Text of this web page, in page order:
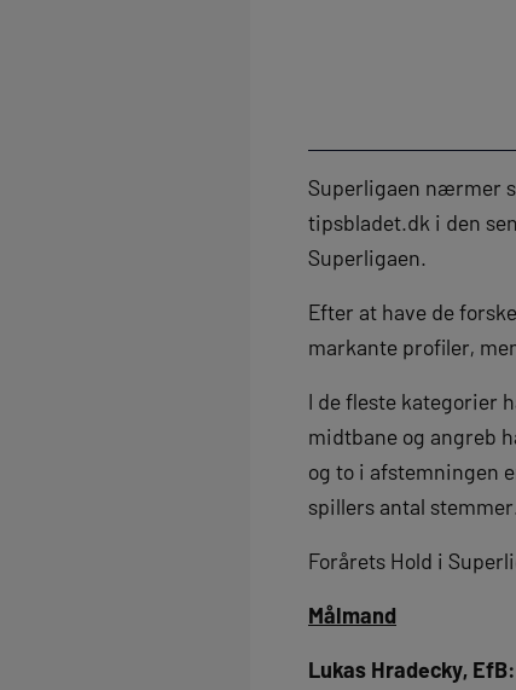
Superligaen nærmer
tipsbladet.dk i den
Superligaen.
Efter at have de
markante profiler,
I de fleste kategorier
midtbane og angreb
og to i afstemningen
spillers antal
Forårets Hold i
Målmand
Lukas Hradecky,